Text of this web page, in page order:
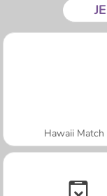
Hawaii Match